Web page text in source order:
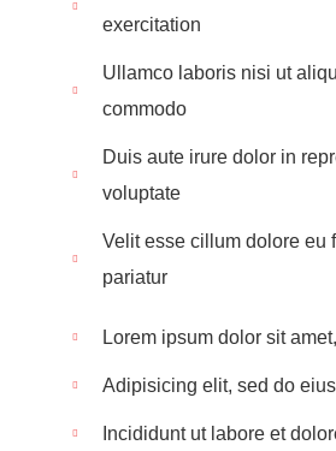
exercitation
Ullamco laboris nisi ut
commodo
Duis aute irure dolor in
voluptate
Velit esse cillum dolore eu
pariatur
Lorem ipsum dolor sit
Adipisicing elit, sed do
Incididunt ut labore et